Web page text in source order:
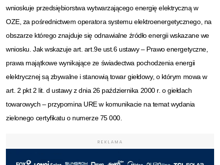
wnioskuje przedsiębiorstwa wytwarzającego energię elektryczną w
OZE, za pośrednictwem operatora systemu elektroenergetycznego, na
obszarze którego znajduje się odnawialne źródło energii wskazane we
wniosku. Jak wskazuje art. art.9e ust.6 ustawy – Prawo energetyczne,
prawa majątkowe wynikające ze świadectwa pochodzenia energii
elektrycznej są zbywalne i stanowią towar giełdowy, o którym mowa w
art. 2 pkt 2 lit. d ustawy z dnia 26 października 2000 r. o giełdach
towarowych – przypomina URE w komunikacie na temat wydania
zielonego certyfikatu o numerze 75 000.
REKLAMA